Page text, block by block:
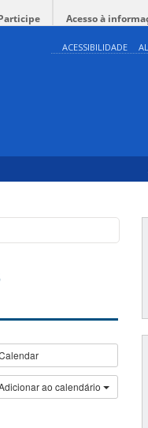
Acesso à
ACESSIBILIDADE
ao calendário